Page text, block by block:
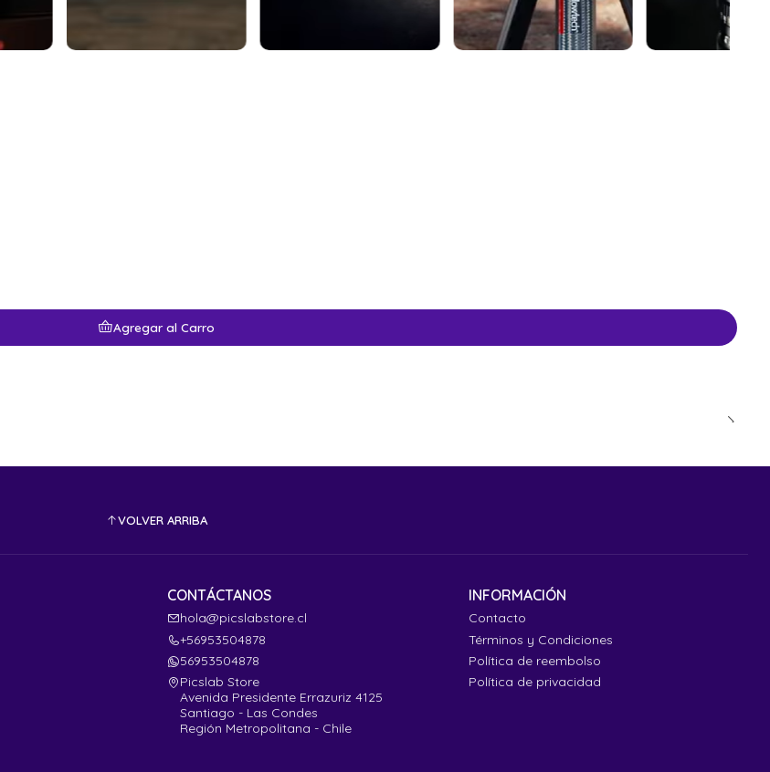
Agregar al Carro
VOLVER ARRIBA
CONTÁCTANOS
hola@picslabstore.cl
+56953504878
56953504878
Picslab Store
Avenida Presidente Errazuriz 4125
Santiago - Las Condes
Región Metropolitana - Chile
INFORMACIÓN
Contacto
Términos y Condiciones
Política de reembolso
Política de privacidad